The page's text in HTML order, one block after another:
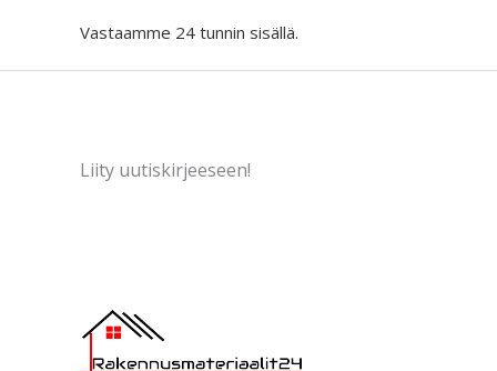
Vastaamme 24 tunnin sisällä.
Liity uutiskirjeeseen!